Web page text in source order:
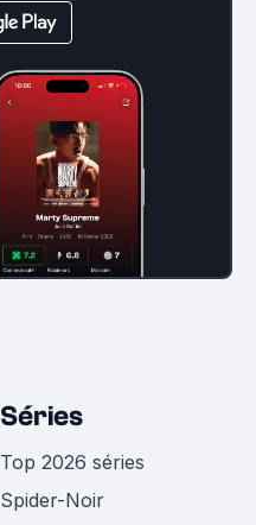
Séries
Top 2026 séries
Spider-Noir